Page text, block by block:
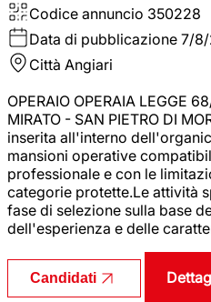
Codice annuncio 350228
Data di pubblicazione 7/
Città Angiari
OPERAIO OPERAIA LEGGE
MIRATO - SAN PIETRO DI
inserita all'interno
mansioni operative
professionale e con le
categorie protette.Le attività
fase di selezione sulla base
dell'esperienza e delle
Candidati